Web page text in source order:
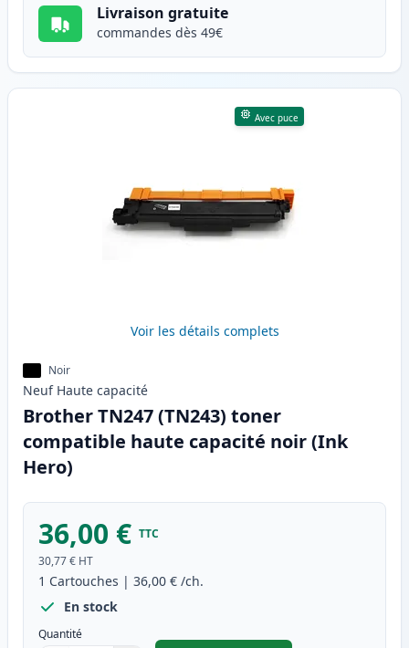
Livraison gratuite
commandes dès 49€
Avec puce
Voir les détails complets
Noir
Neuf Haute capacité
Brother TN247 (TN243) toner
compatible haute capacité noir (Ink
Hero)
36,00 € TTC
30,77 € HT
1 Cartouches | 36,00 € /ch.
En stock
Quantité